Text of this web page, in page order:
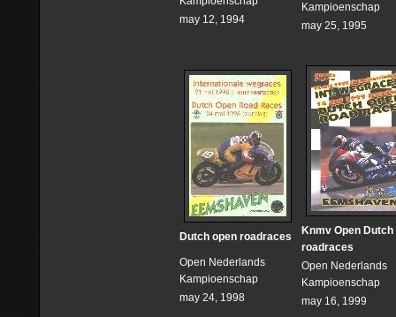
may 12, 1994
Kampioenschap
may 25, 1995
Dutch open roadraces
Open Nederlands
Kampioenschap
may 24, 1998
Knmv Open Dutch
roadraces
Open Nederlands
Kampioenschap
may 16, 1999